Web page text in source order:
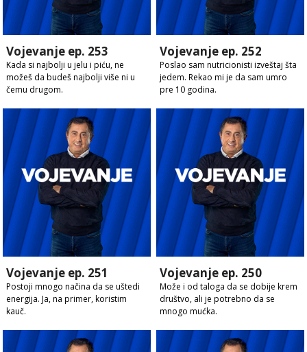
Vojevanje ep. 253
Kada si najbolji u jelu i piću, ne
možeš da budeš najbolji više ni u
čemu drugom.
Vojevanje ep. 252
Poslao sam nutricionisti izveštaj šta
jedem. Rekao mi je da sam umro
pre 10 godina.
Vojevanje ep. 251
Postoji mnogo načina da se uštedi
energija. Ja, na primer, koristim
kauč.
Vojevanje ep. 250
Može i od taloga da se dobije krem
društvo, ali je potrebno da se
mnogo mućka.